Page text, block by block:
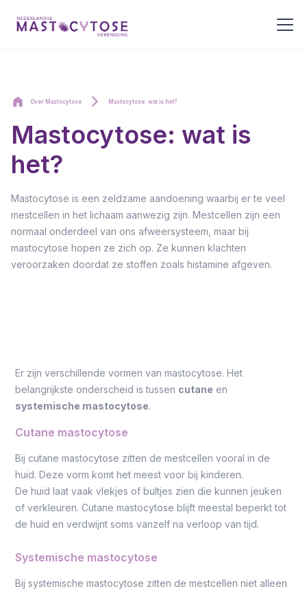
Over Mastocytose Mastocytose: wat is het?
Mastocytose: wat is
het?
Mastocytose is een zeldzame aandoening waarbij er te veel
mestcellen in het lichaam aanwezig zijn. Mestcellen zijn een
normaal onderdeel van ons afweersysteem, maar bij
mastocytose hopen ze zich op. Ze kunnen klachten
veroorzaken doordat ze stoffen zoals histamine afgeven.
Er zijn verschillende vormen van mastocytose. Het
belangrijkste onderscheid is tussen cutane en
systemische mastocytose.
Cutane mastocytose
Bij cutane mastocytose zitten de mestcellen vooral in de
huid. Deze vorm komt het meest voor bij kinderen.
De huid laat vaak vlekjes of bultjes zien die kunnen jeuken
of verkleuren. Cutane mastocytose blijft meestal beperkt tot
de huid en verdwijnt soms vanzelf na verloop van tijd.
Systemische mastocytose
Bij systemische mastocytose zitten de mestcellen niet alleen